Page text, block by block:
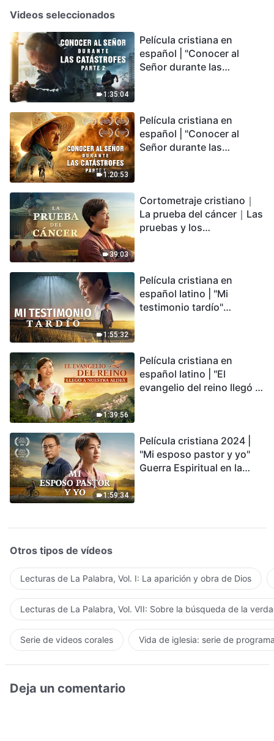
Videos seleccionados
1:35:04
Película cristiana en
español | "Conocer al
Señor durante las
podemos sobrevivir?
1:20:53
Película cristiana en
español | "Conocer al
Señor durante las
encontrarás refugio?
39:03
Cortometraje cristiano｜
La prueba del cáncer｜Las
pruebas y los
1:55:32
Película cristiana en
español latino | "Mi
testimonio tardío"
conmovedor
1:39:56
Película cristiana en
español latino | "El
evangelio del reino llegó a
1:59:34
Película cristiana 2024 |
"Mi esposo pastor y yo"
Guerra Espiritual en la
Otros tipos de vídeos
Lecturas de La Palabra, Vol. I: La aparición y obra de Dios
Lecturas de La Palabra, Vol. VII: Sobre la búsqueda de la
Serie de videos corales Vida de iglesia: serie de
Deja un comentario